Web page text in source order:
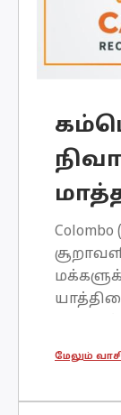
Colombo
மேலும்